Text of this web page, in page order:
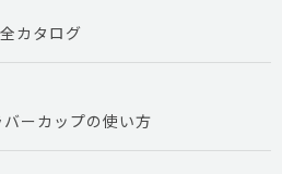
カタログ
ーカップの使い方